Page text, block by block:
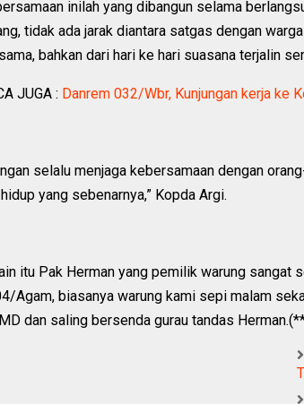
inilah yang dibangun selama
tidak ada jarak diantara satgas dengan
bahkan dari hari ke hari suasana terjalin
JUGA : Danrem 032/Wbr, Kunjungan kerja ke
selalu menjaga kebersamaan dengan
yang sebenarnya,” Kopda Argi.
itu Pak Herman yang pemilik warung sangat
Agam, biasanya warung kami sepi malam
dan saling bersenda gurau tandas